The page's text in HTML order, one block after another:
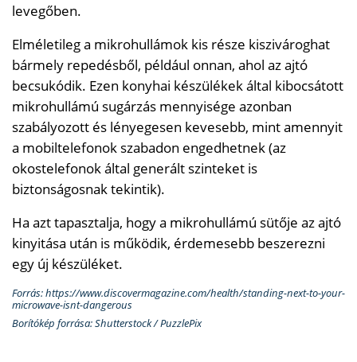
levegőben.
Elméletileg a mikrohullámok kis része kiszivároghat
bármely repedésből, például onnan, ahol az ajtó
becsukódik. Ezen konyhai készülékek által kibocsátott
mikrohullámú sugárzás mennyisége azonban
szabályozott és lényegesen kevesebb, mint amennyit
a mobiltelefonok szabadon engedhetnek (az
okostelefonok által generált szinteket is
biztonságosnak tekintik).
Ha azt tapasztalja, hogy a mikrohullámú sütője az ajtó
kinyitása után is működik, érdemesebb beszerezni
egy új készüléket.
Forrás: https://www.discovermagazine.com/health/standing-next-to-your-
microwave-isnt-dangerous
Borítókép forrása: Shutterstock / PuzzlePix